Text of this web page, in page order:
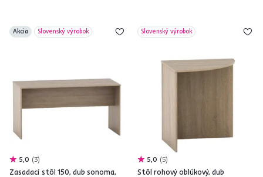
Akcia Slovenský výrobok
5,0 3
Zasadací stôl 150, dub sonoma,
Slovenský výrobok
5,0 5
Stôl rohový oblúkový, dub